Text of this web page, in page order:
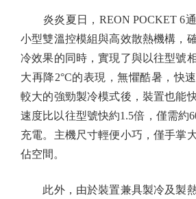
炎炎夏日，REON POCKET 6通
小型雙溫控模組與高效散熱機構，
冷效果的同時，實現了與以往型號
大再降2°C的表現，無懼酷暑，快
較大的強勁製冷模式後，裝置也能
速度比以往型號快約1.5倍，僅需約
充電。主機尺寸輕便小巧，僅手掌
佔空間。
此外，由於裝置兼具製冷及製熱